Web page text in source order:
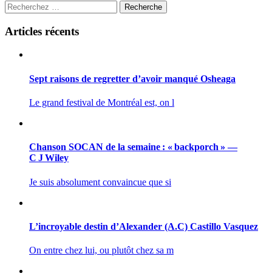
Recherche
Articles récents
Sept raisons de regretter d’avoir manqué Osheaga
Le grand festival de Montréal est, on l
Chanson SOCAN de la semaine : « backporch » —
C J Wiley
Je suis absolument convaincue que si
L’incroyable destin d’Alexander (A.C) Castillo Vasquez
On entre chez lui, ou plutôt chez sa m